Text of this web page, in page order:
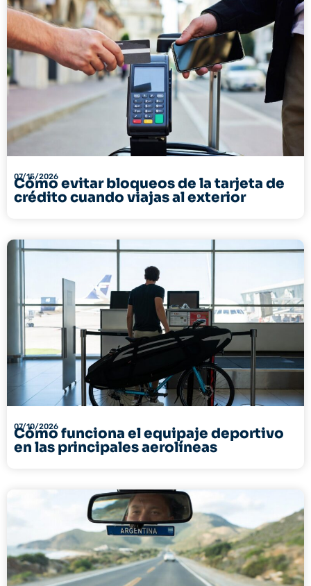
07/15/2026
Cómo evitar bloqueos de la tarjeta de
crédito cuando viajas al exterior
07/10/2026
Cómo funciona el equipaje deportivo
en las principales aerolíneas